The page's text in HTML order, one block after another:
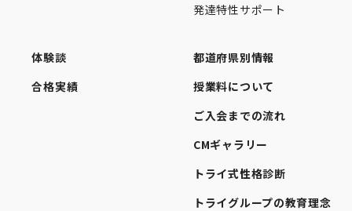
発達特性サポート
体験談
合格実績
都道府県別情報
授業料について
ご入会までの流れ
CMギャラリー
トライ式性格診断
トライグループの教育理念